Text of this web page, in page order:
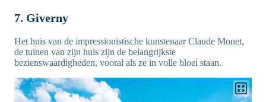
7. Giverny
Het huis van de impressionistische kunstenaar Claude Monet,
de tuinen van zijn huis zijn de belangrijkste
bezienswaardigheden, vooral als ze in volle bloei staan.